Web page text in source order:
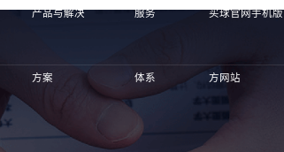
产品与解决
方案
服务
体系
买球官网手机
方网站